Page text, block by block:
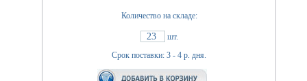
Количество на складе:
23
шт.
Срок поставки: 3 - 4 р. дня.